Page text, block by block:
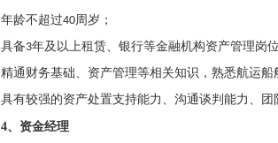
年龄不超过40周岁；
具备3年及以上租赁、银行等金融机构资产管理岗
精通财务基础、资产管理等相关知识，熟悉航运
具有较强的资产处置支持能力、沟通谈判能力、团
4、 资金经理